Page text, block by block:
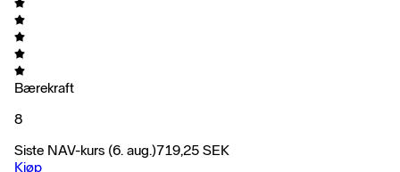
Bærekraft
8
Siste NAV-kurs (6. aug.)719,25 SEK
Kjøp